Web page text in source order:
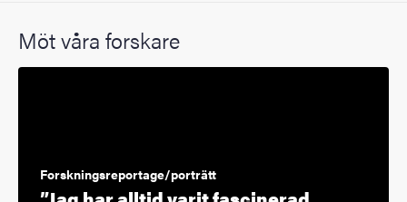
Möt våra forskare
Forskningsreportage/porträtt